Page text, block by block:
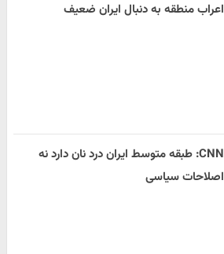
اعراب منطقه به دنبال ایران ضعیف
CNN: طبقه متوسط ایران درد نان دارد نه
اصلاحات سیاسی